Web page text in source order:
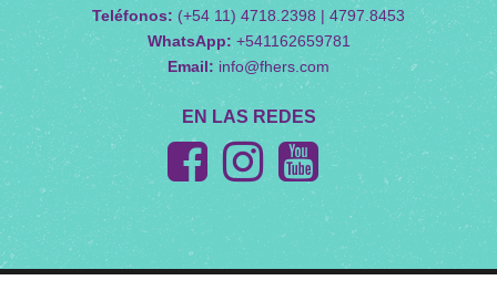
Teléfonos: (+54 11) 4718.2398 | 4797.8453
WhatsApp: +541162659781
Email: info@fhers.com
EN LAS REDES